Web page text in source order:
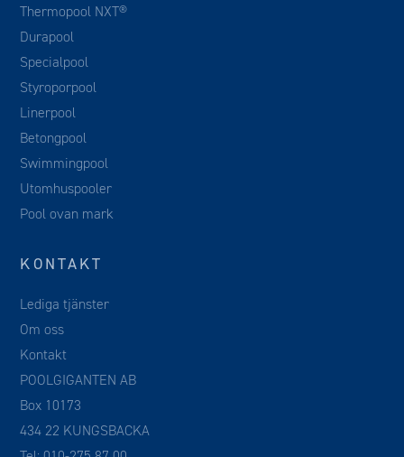
Thermopool NXT®
Durapool
Specialpool
Styroporpool
Linerpool
Betongpool
Swimmingpool
Utomhuspooler
Pool ovan mark
KONTAKT
Lediga tjänster
Om oss
Kontakt
POOLGIGANTEN AB
Box 10173
434 22 KUNGSBACKA